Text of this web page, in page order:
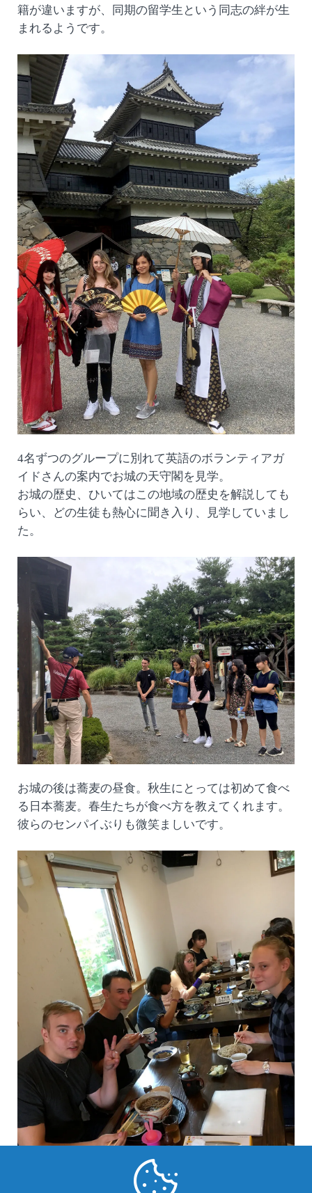
籍が違いますが、同期の留学生という同志の絆が生
まれるようです。
4名ずつのグループに別れて英語のボランティアガ
イドさんの案内でお城の天守閣を見学。
お城の歴史、ひいてはこの地域の歴史を解説しても
らい、どの生徒も熱心に聞き入り、見学していまし
た。
お城の後は蕎麦の昼食。秋生にとっては初めて食べ
る日本蕎麦。春生たちが食べ方を教えてくれます。
彼らのセンパイぶりも微笑ましいです。